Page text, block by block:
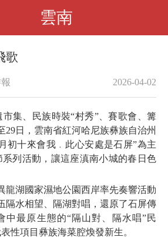
雲南
歌
2026-04-02
、民族時裝“村秀”、賽歌會、篝
日，雲南省紅河哈尼族彝族自治州
初十來會我﹒此心安處是石屏”為主
列活動，讓這座滇南小城的春日色
湖國家濕地公園西岸率先奏響活動
隔水相望、隔湖對唱，還原了石屏傳
中最原生態的“隔山對、隔水唱”民
性項目彝族海菜腔煥發新生。